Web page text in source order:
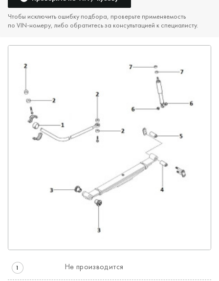
Чтобы исключить ошибку подбора, проверьте применяемость
по VIN‑номеру, либо обратитесь за консультацией к специалисту.
1 Не производится